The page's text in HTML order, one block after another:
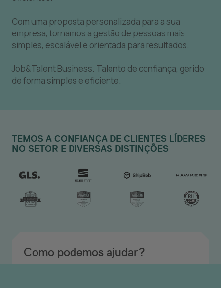
Com uma proposta personalizada para a sua
empresa, tornamos a gestão de pessoas mais
simples, escalável e orientada para resultados.
Job&Talent Business. Talento de confiança, gerido
de forma simples e eficiente.
Como podemos ajudar?
TEMOS A CONFIANÇA DE CLIENTES LÍDERES
NO SETOR E DIVERSAS DISTINÇÕES